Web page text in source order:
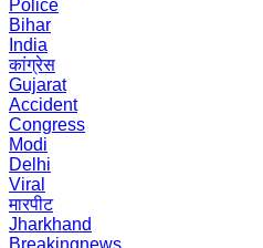
Police
Bihar
India
कांग्रेस
Gujarat
Accident
Congress
Modi
Delhi
Viral
मारपीट
Jharkhand
Breakingnews